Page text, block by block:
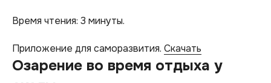
Время чтения: 3 минуты.
Приложение для саморазвития. Скачать
Озарение во время отдыха у